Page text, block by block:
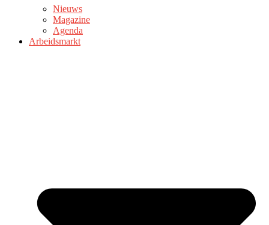
Nieuws
Magazine
Agenda
Arbeidsmarkt